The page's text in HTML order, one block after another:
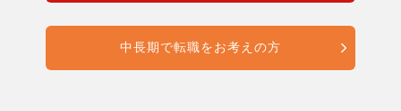
中長期で転職をお考えの方